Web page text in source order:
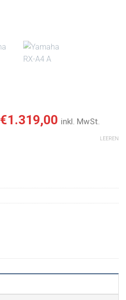
Ursprünglicher
€1.319,00 Aktueller
inkl. MwSt.
LEEREN